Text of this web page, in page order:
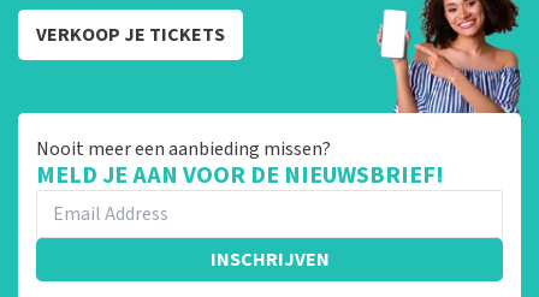
VERKOOP JE TICKETS
Nooit meer een aanbieding missen?
MELD JE AAN VOOR DE NIEUWSBRIEF!
INSCHRIJVEN